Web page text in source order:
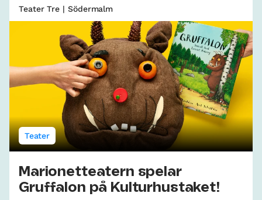
Teater Tre | Södermalm
Teater
Marionetteatern spelar
Gruffalon på Kulturhustaket!